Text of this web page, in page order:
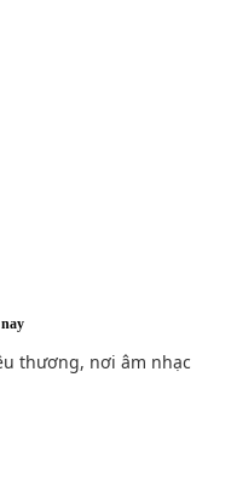
thương, nơi âm nhạc